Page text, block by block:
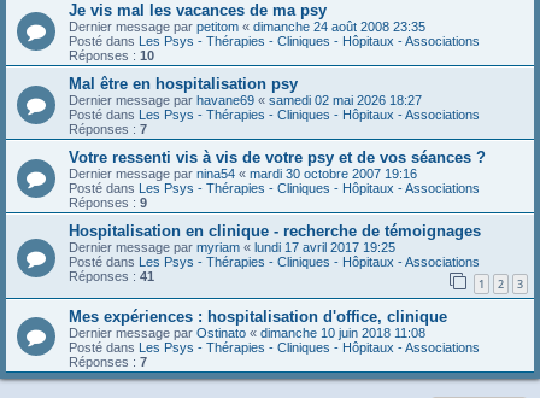
Je vis mal les vacances de ma psy
Dernier message par petitom « dimanche 24 août 2008 23:35
Posté dans
Les Psys - Thérapies - Cliniques - Hôpitaux - Associations
Réponses : 10
Mal être en hospitalisation psy
Dernier message par havane69 « samedi 02 mai 2026 18:27
Posté dans
Les Psys - Thérapies - Cliniques - Hôpitaux - Associations
Réponses : 7
Votre ressenti vis à vis de votre psy et de vos séances ?
Dernier message par nina54 « mardi 30 octobre 2007 19:16
Posté dans
Les Psys - Thérapies - Cliniques - Hôpitaux - Associations
Réponses : 9
Hospitalisation en clinique - recherche de témoignages
Dernier message par myriam « lundi 17 avril 2017 19:25
Posté dans
Les Psys - Thérapies - Cliniques - Hôpitaux - Associations
Réponses : 41 1 2 3
Mes expériences : hospitalisation d'office, clinique
Dernier message par Ostinato « dimanche 10 juin 2018 11:08
Posté dans Les Psys - Thérapies - Cliniques - Hôpitaux - Associations
Réponses : 7